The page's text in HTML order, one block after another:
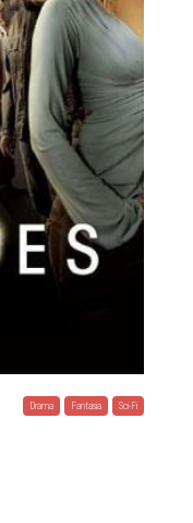
Drama Fantasia Sci-Fi